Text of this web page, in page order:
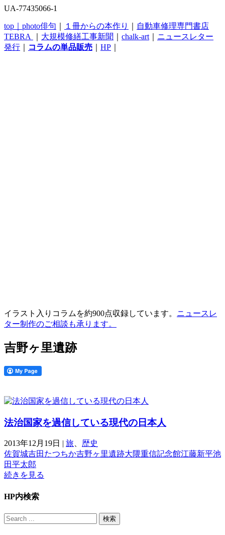
UA-77435066-1
top｜ photo俳句 １冊からの本作り
自動車修理専門書店
TEBRA
大規模修繕工事新聞 chalk-art
ニュースレター
発行
コラムの単品販売 HP
イラスト入りコラムを約900点収録しています。 ニュースレ
ター制作のご相談も承ります。
吉野ヶ里遺跡
法治国家を過信している現代の日本人
2013年12月19日 | 旅
歴史
佐賀城吉田たつちか吉野ヶ里遺跡大隈重信記念館江藤新平池
田平太郎
続きを見る
HP内検索